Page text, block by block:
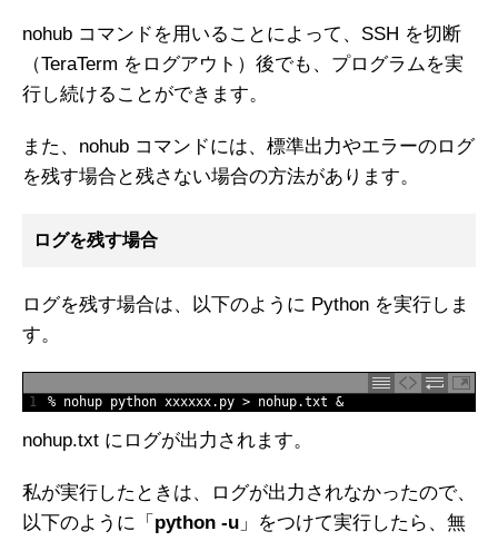
nohub コマンドを用いることによって、SSH を切断
（TeraTerm をログアウト）後でも、プログラムを実
行し続けることができます。
また、nohub コマンドには、標準出力やエラーのログ
を残す場合と残さない場合の方法があります。
ログを残す場合
ログを残す場合は、以下のように Python を実行しま
す。
1 % nohup python xxxxxx. py > nohup.txt &
nohup.txt にログが出力されます。
私が実行したときは、ログが出力されなかったので、
以下のように「 python -u 」をつけて実行したら、無